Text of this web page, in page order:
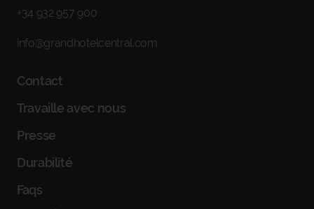
+34 932 957 900
info@grandhotelcentral.com
Contact
Travaille avec nous
Presse
Durabilité
Faqs